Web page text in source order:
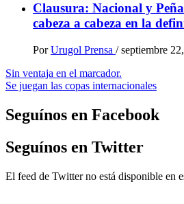
Clausura: Nacional y
cabeza a cabeza en la
Por Urugol Prensa / septiembre
Navegación
de
entradas
Sin ventaja en el marcador.
Se juegan las copas internacionales
Seguínos en Facebook
Seguínos en Twitter
El feed de Twitter no está disponible en